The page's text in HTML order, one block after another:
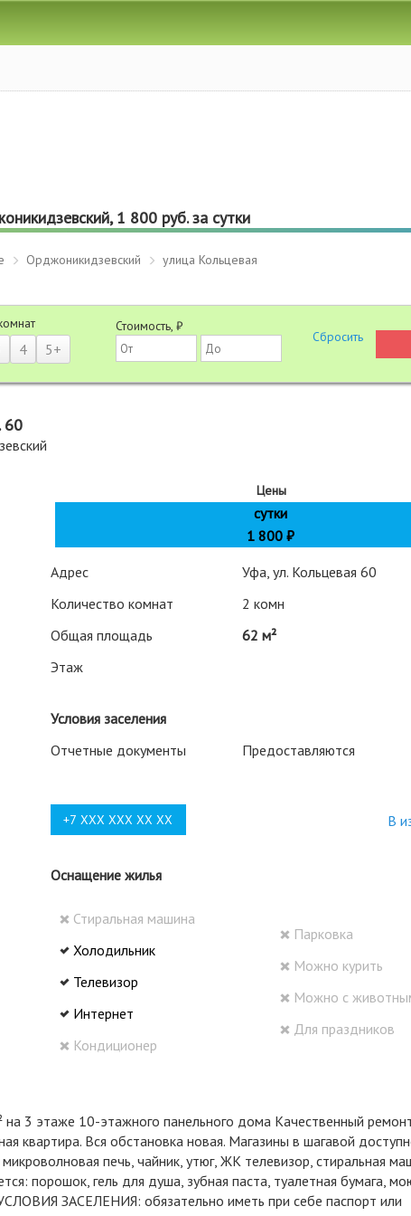
1 800 руб. за сутки
Орджоникидзевский улица Кольцевая
4 5+
Стоимость, ₽
60
Цены
сутки
1 800 ₽
Адрес
Уфа, ул. Кольцевая 60
Количество комнат
2 комн
Общая площадь
62 м²
Этаж
Условия заселения
Отчетные документы
Предоставляются
В
Оснащение жилья
Стиральная машина
Холодильник
Телевизор
Интернет
Кондиционер
Парковка
Можно курить
Можно с
Для праздников
3 этаже 10-этажного панельного дома Kачественный
квартира. Вся обстановка новая. Maгазины в шагавой
печь, чайник, утюг, ЖК телевизор, стиральная
порошок, гель для душа, зубная паста, туалетная бумага,
ЗАСЕЛЕНИЯ: обязательно иметь при себе паспорт или